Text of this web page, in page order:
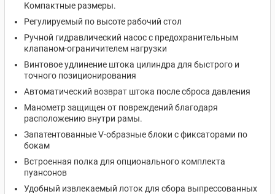
Компактные размеры.
Регулируемый по высоте рабочий стол
Ручной гидравлический насос с предохранительным
клапаном-ограничителем нагрузки
Винтовое удлинение штока цилиндра для быстрого и
точного позиционирования
Автоматический возврат штока после сброса давления
Манометр защищен от повреждений благодаря
расположению внутри рамы.
Запатентованные V-образные блоки с фиксаторами по
бокам
Встроенная полка для опционального комплекта
пуансонов
Удобный извлекаемый лоток для сбора выпрессованных